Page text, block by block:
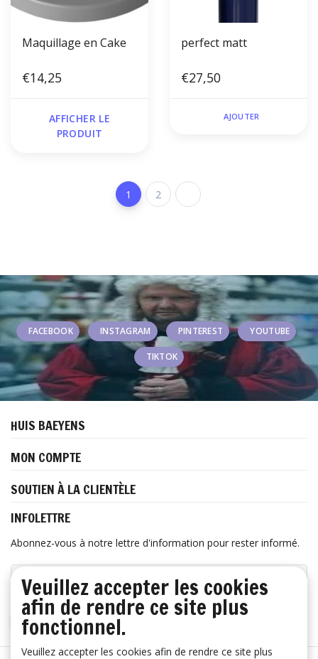
Maquillage en Cake
€14,25
AFFICHER LE
PRODUIT
perfect matt
€27,50
AJOUTER
1 2
FACEBOOK INSTAGRAM PINTEREST YOUTUBE
TIKTOK
HUIS BAEYENS
MON COMPTE
SOUTIEN À LA CLIENTÈLE
INFOLETTRE
Abonnez-vous à notre lettre d'information pour rester informé.
S'ABONNER
Veuillez accepter les cookies
afin de rendre ce site plus
fonctionnel.
Veuillez accepter les cookies afin de rendre ce site plus